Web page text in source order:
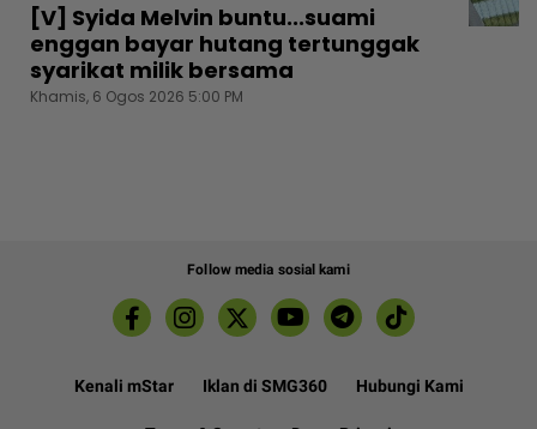
[V] Syida Melvin buntu...suami
enggan bayar hutang tertunggak
syarikat milik bersama
Khamis, 6 Ogos 2026 5:00 PM
Follow media sosial kami
Kenali mStar Iklan di SMG360 Hubungi Kami